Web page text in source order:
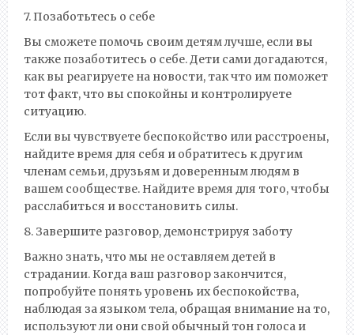
7. Позаботьтесь о себе
Вы сможете помочь своим детям лучше, если вы
также позаботитесь о себе. Дети сами догадаются,
как вы реагируете на новости, так что им поможет
тот факт, что вы спокойны и контролируете
ситуацию.
Если вы чувствуете беспокойство или расстроены,
найдите время для себя и обратитесь к другим
членам семьи, друзьям и доверенным людям в
вашем сообществе. Найдите время для того, чтобы
расслабиться и восстановить силы.
8. Завершите разговор, демонстрируя заботу
Важно знать, что мы не оставляем детей в
страдании. Когда ваш разговор закончится,
попробуйте понять уровень их беспокойства,
наблюдая за языком тела, обращая внимание на то,
используют ли они свой обычный тон голоса и